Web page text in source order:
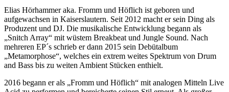
Elias Hörhammer aka. Fromm und Höflich ist geboren und
aufgewachsen in Kaiserslautern. Seit 2012 macht er sein Ding als
Produzent und DJ. Die musikalische Entwicklung begann als
„Snitch Array“ mit wüstem Breakbeat und Jungle Sound. Nach
mehreren EP´s schrieb er dann 2015 sein Debütalbum
„Metamorphose“, welches ein extrem weites Spektrum von Drum
and Bass bis zu weiten Ambient Stücken enthielt.
2016 begann er als „Fromm und Höflich“ mit analogen Mitteln Live